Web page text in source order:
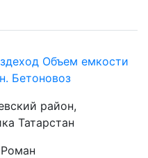
Объем емкости
Бетоновоз
район,
Татарстан